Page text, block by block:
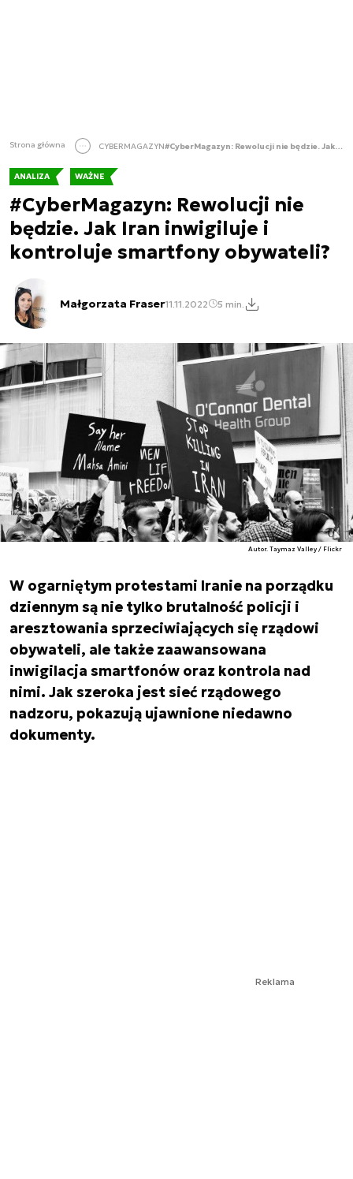
Strona główna CYBERMAGAZYN #CyberMagazyn: Rewolucji nie będzie. Jak Iran inwigiluje i kontroluje smartfony obywateli?
ANALIZA WAŻNE
#CyberMagazyn: Rewolucji nie
będzie. Jak Iran inwigiluje i
kontroluje smartfony obywateli?
Małgorzata Fraser11.11.2022 5 min.
Autor. Taymaz Valley / Flickr
W ogarniętym protestami Iranie na porządku
dziennym są nie tylko brutalność policji i
aresztowania sprzeciwiających się rządowi
obywateli, ale także zaawansowana
inwigilacja smartfonów oraz kontrola nad
nimi. Jak szeroka jest sieć rządowego
nadzoru, pokazują ujawnione niedawno
dokumenty.
Reklama